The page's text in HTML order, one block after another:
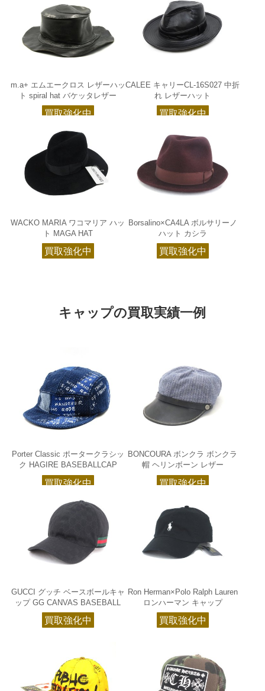
m.a+ エムエークロス レザーハッ
ト spiral hat バケッタレザー
買取強化中
CALEE キャリーCL-16S027 中折
れ レザーハット
買取強化中
WACKO MARIA ワコマリア ハッ
ト MAGA HAT
買取強化中
Borsalino×CA4LA ボルサリーノ
ハット カシラ
買取強化中
キャップの買取実績一例
Porter Classic ポータークラシッ
ク HAGIRE BASEBALLCAP
買取強化中
BONCOURA ボンクラ ボンクラ
帽 ヘリンボーン レザー
買取強化中
GUCCI グッチ ベースボールキャ
ップ GG CANVAS BASEBALL
買取強化中
Ron Herman×Polo Ralph Lauren
ロンハーマン キャップ
買取強化中